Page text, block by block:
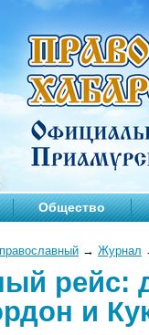
Общество
→ Журнал
рейс:
и